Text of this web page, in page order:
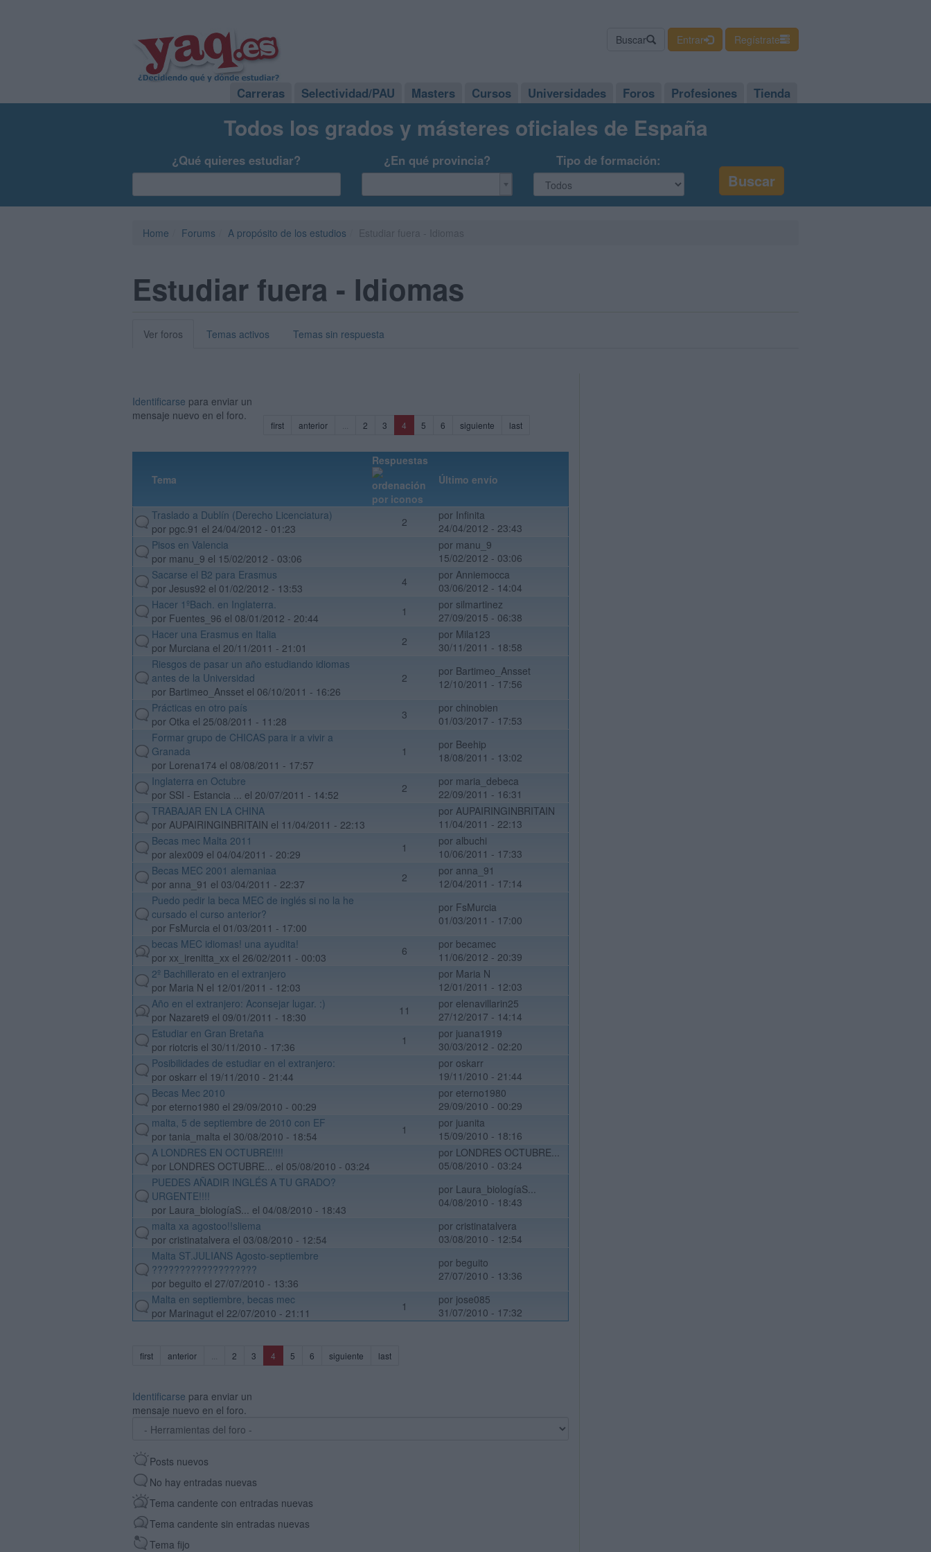
Buscar Entrar Regístrate
Carreras Selectividad/PAU Masters Cursos Universidades Foros Profesiones Tienda
Todos los grados y másteres oficiales de España
¿Qué quieres estudiar? ¿En qué provincia? Tipo de formación:
Home Forums A propósito de los estudios
Estudiar fuera - Idiomas
Ver foros Temas activos Temas sin respuesta
Identificarse para enviar un
mensaje nuevo en el foro.
first anterior 2 3 4 (current)
5 6 siguiente last
Tema
Respuestas
Último envío
default
Traslado a Dublín (Derecho Licenciatura)
por pgc.91 el 24/04/2012 - 01:23
2
por Infinita
24/04/2012 - 23:43
default
Pisos en Valencia
por manu_9 el 15/02/2012 - 03:06
por manu_9
15/02/2012 - 03:06
default
Sacarse el B2 para Erasmus
por Jesus92 el 01/02/2012 - 13:53
4
por Anniemocca
03/06/2012 - 14:04
default
Hacer 1ºBach. en Inglaterra.
por Fuentes_96 el 08/01/2012 - 20:44
1
por silmartinez
27/09/2015 - 06:38
default
Hacer una Erasmus en Italia
por Murciana el 20/11/2011 - 21:01
2
por Mila123
30/11/2011 - 18:58
default
Riesgos de pasar un año estudiando idiomas
antes de la Universidad
por Bartimeo_Ansset el 06/10/2011 - 16:26
2
por Bartimeo_Ansset
12/10/2011 - 17:56
default
Prácticas en otro país
por Otka el 25/08/2011 - 11:28
3
por chinobien
01/03/2017 - 17:53
default
Formar grupo de CHICAS para ir a vivir a
Granada
por Lorena174 el 08/08/2011 - 17:57
1
por Beehip
18/08/2011 - 13:02
default
Inglaterra en Octubre
por SSI - Estancia ... el 20/07/2011 - 14:52
2
por maria_debeca
22/09/2011 - 16:31
default
TRABAJAR EN LA CHINA
por AUPAIRINGINBRITAIN el 11/04/2011 - 22:13
por AUPAIRINGINBRITAIN
11/04/2011 - 22:13
default
Becas mec Malta 2011
por alex009 el 04/04/2011 - 20:29
1
por albuchi
10/06/2011 - 17:33
default
Becas MEC 2001 alemaniaa
por anna_91 el 03/04/2011 - 22:37
2
por anna_91
12/04/2011 - 17:14
default
Puedo pedir la beca MEC de inglés si no la he
cursado el curso anterior?
por FsMurcia el 01/03/2011 - 17:00
por FsMurcia
01/03/2011 - 17:00
hot
becas MEC idiomas! una ayudita!
por xx_irenitta_xx el 26/02/2011 - 00:03
6
por becamec
11/06/2012 - 20:39
default
2º Bachillerato en el extranjero
por Maria N el 12/01/2011 - 12:03
por Maria N
12/01/2011 - 12:03
hot
Año en el extranjero: Aconsejar lugar. :)
por Nazaret9 el 09/01/2011 - 18:30
11
por elenavillarin25
27/12/2017 - 14:14
default
Estudiar en Gran Bretaña
por riotcris el 30/11/2010 - 17:36
1
por juana1919
30/03/2012 - 02:20
default
Posibilidades de estudiar en el extranjero:
por oskarr el 19/11/2010 - 21:44
por oskarr
19/11/2010 - 21:44
default
Becas Mec 2010
por eterno1980 el 29/09/2010 - 00:29
por eterno1980
29/09/2010 - 00:29
default
malta, 5 de septiembre de 2010 con EF
por tania_malta el 30/08/2010 - 18:54
1
por juanita
15/09/2010 - 18:16
default
A LONDRES EN OCTUBRE!!!!
por LONDRES OCTUBRE... el 05/08/2010 - 03:24
por LONDRES OCTUBRE...
05/08/2010 - 03:24
default
PUEDES AÑADIR INGLÉS A TU GRADO?
URGENTE!!!!
por Laura_biologíaS... el 04/08/2010 - 18:43
por Laura_biologíaS...
04/08/2010 - 18:43
default
malta xa agostoo!!sliema
por cristinatalvera el 03/08/2010 - 12:54
por cristinatalvera
03/08/2010 - 12:54
default
Malta ST.JULIANS Agosto-septiembre
???????????????????
por beguito el 27/07/2010 - 13:36
por beguito
27/07/2010 - 13:36
default
Malta en septiembre, becas mec
por Marinagut el 22/07/2010 - 21:11
1
por jose085
31/07/2010 - 17:32
first anterior 2 3 4 (current)
5 6 siguiente last
Identificarse para enviar un
mensaje nuevo en el foro.
Posts nuevos
No hay entradas nuevas
Tema candente con entradas nuevas
Tema candente sin entradas nuevas
Tema fijo